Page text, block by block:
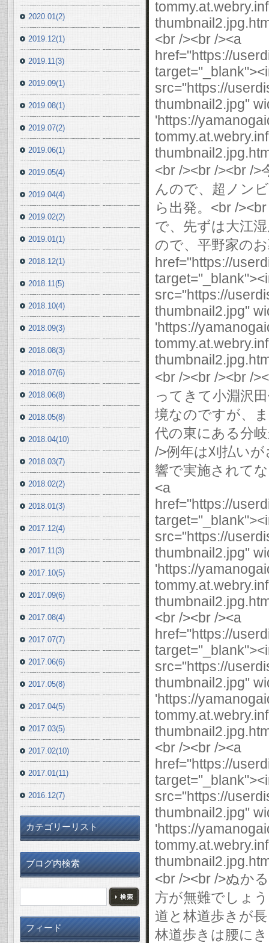
<br /><br /><a
href="https://
src="https://
thumbnail2.jpg"
'https://
<br /><br /><br /
んので、超ノン
ら出発。<br /
で、先ずは大江
ので、平野家の
href="https://
src="https://
thumbnail2.jpg"
'https://
<br /><br /><br /
ってきて小淵沢
境なのですが、
代の東にある分
/>例年は刈払い
響で実施されて
<a
href="https://
src="https://
thumbnail2.jpg"
'https://
<br /><br /><a
href="https://
src="https://
thumbnail2.jpg"
'https://
<br /><br /><a
href="https://
src="https://
thumbnail2.jpg"
'https://
<br /><br />ぬか
方が無難でしょ
道と林道歩きが
林道歩きは腰に
2020.01(2)
2019.12(1)
2019.11(3)
2019.09(1)
2019.08(1)
2019.07(2)
2019.06(1)
2019.05(4)
2019.04(4)
2019.02(2)
2019.01(1)
2018.12(1)
2018.11(5)
2018.10(4)
2018.09(3)
2018.08(3)
2018.07(6)
2018.06(8)
2018.05(8)
2018.04(10)
2018.03(7)
2018.02(2)
2018.01(3)
2017.12(4)
2017.11(3)
2017.10(5)
2017.09(6)
2017.08(4)
2017.07(7)
2017.06(6)
2017.05(8)
2017.04(5)
2017.03(5)
2017.02(10)
2017.01(11)
2016.12(7)
カテゴリーリスト
ブログ内検索
フィード